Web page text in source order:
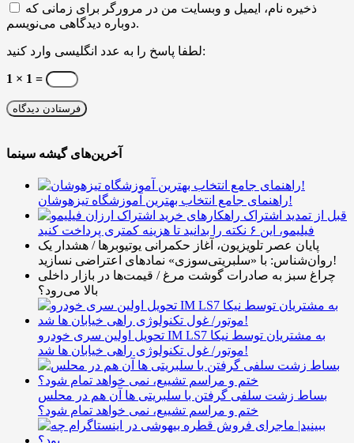
ذخیره نام، ایمیل و وبسایت من در مرورگر برای زمانی که
دوباره دیدگاهی می‌نویسم.
لطفا پاسخ را به عدد انگلیسی وارد کنید:
1 × 1 =
آخرین‌های گیشه سینما
راهنمای جامع انتخاب بهترین آموزشگاه تیزهوشان!
قبل از تمدید اشتراک
فیلیمو، این ۶ نکته را بدانید تا هزینه کمتری پرداخت کنید
پایان عصر تلویزیون، آغاز حکمرانی یوتیوبرها / هشدار یک
روان‌شناس: با «سلبریتی‌سوزی» نمادهای اعتراضی نسازید!
چراغ سبز به صادرات گوشت مرغ / قیمت‌ها در بازار داخلی
بالا می‌رود؟
تحویل اولین سری خودرو IM LS7 به مشتریان توسط نیکا
موتور/ غول تکنولوژی راهی خیابان ها شد!
بساط زشت سلفی گرفتن با سلبریتی ها آن هم در محلس
ختم و مراسم تشییع، نمی خواهد تمام شود؟